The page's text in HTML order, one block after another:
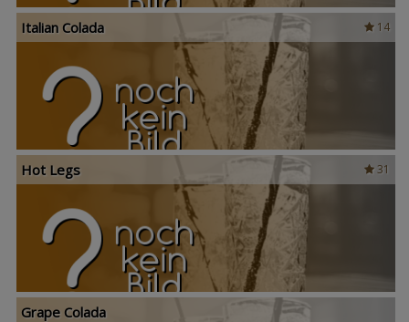
14
Italian Colada
31
Hot Legs
Grape Colada